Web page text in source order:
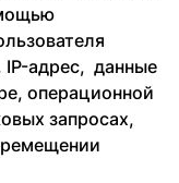
IP-адрес, данные
операционной
запросах,